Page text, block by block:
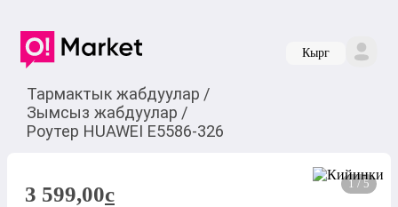
Кырг
Тармактык жабдуулар /
Зымсыз жабдуулар /
Роутер HUAWEI E5586-326
1 / 5
3 599,00c